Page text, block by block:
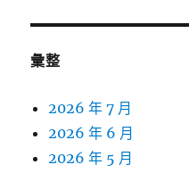
彙整
2026 年 7 月
2026 年 6 月
2026 年 5 月